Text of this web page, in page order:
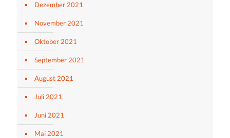
Dezember 2021
November 2021
Oktober 2021
September 2021
August 2021
Juli 2021
Juni 2021
Mai 2021